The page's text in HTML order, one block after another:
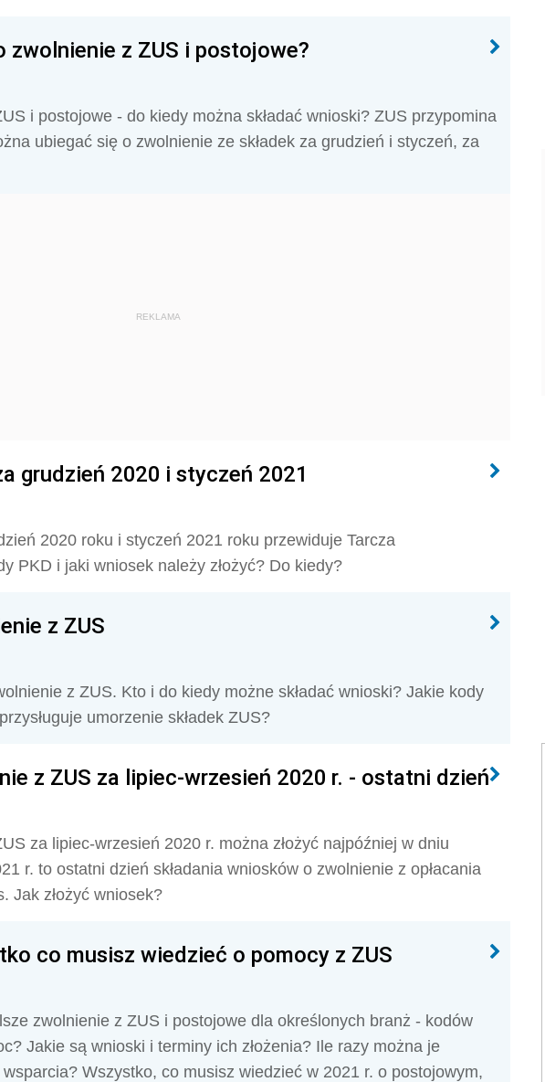
zwolnienie z ZUS i postojowe?
i postojowe - do kiedy można składać wnioski? ZUS przypomina
ubiegać się o zwolnienie ze składek za grudzień i styczeń, za
REKLAMA
grudzień 2020 i styczeń 2021
2020 roku i styczeń 2021 roku przewiduje Tarcza
PKD i jaki wniosek należy złożyć? Do kiedy?
z ZUS
z ZUS. Kto i do kiedy możne składać wnioski? Jakie kody
umorzenie składek ZUS?
z ZUS za lipiec-wrzesień 2020 r. - ostatni dzień
za lipiec-wrzesień 2020 r. można złożyć najpóźniej w dniu
r. to ostatni dzień składania wniosków o zwolnienie z opłacania
Jak złożyć wniosek?
co musisz wiedzieć o pomocy z ZUS
zwolnienie z ZUS i postojowe dla określonych branż - kodów
Jakie są wnioski i terminy ich złożenia? Ile razy można je
Wszystko, co musisz wiedzieć w 2021 r. o postojowym,